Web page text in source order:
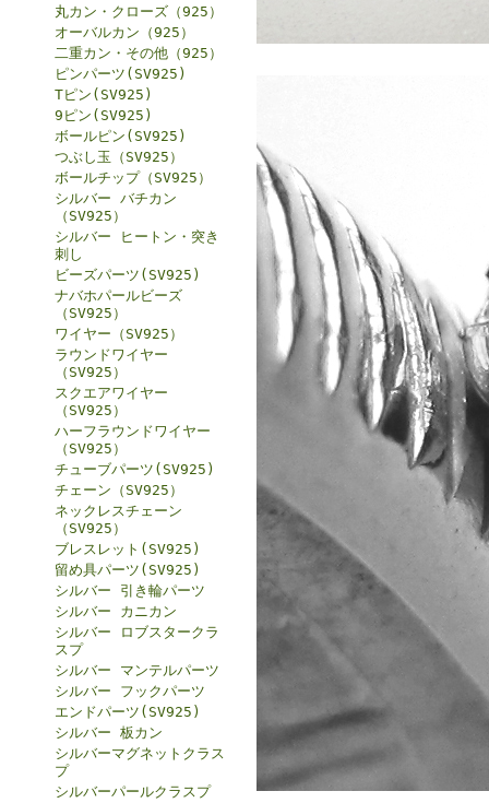
丸カン・クローズ（925）
オーバルカン（925）
二重カン・その他（925）
ピンパーツ(SV925)
Tピン(SV925)
9ピン(SV925)
ボールピン(SV925)
つぶし玉（SV925）
ボールチップ（SV925）
シルバー バチカン
（SV925）
シルバー ヒートン・突き
刺し
ビーズパーツ(SV925)
ナバホパールビーズ
（SV925）
ワイヤー（SV925）
ラウンドワイヤー
（SV925）
スクエアワイヤー
（SV925）
ハーフラウンドワイヤー
（SV925）
チューブパーツ(SV925)
チェーン（SV925）
ネックレスチェーン
（SV925）
ブレスレット(SV925)
留め具パーツ(SV925)
シルバー 引き輪パーツ
シルバー カニカン
シルバー ロブスタークラ
スプ
シルバー マンテルパーツ
シルバー フックパーツ
エンドパーツ(SV925)
シルバー 板カン
シルバーマグネットクラス
プ
シルバーパールクラスプ